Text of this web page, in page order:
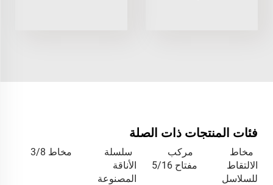
فئات المنتجات ذات الصلة
مخاط
الالتقاط
للسلاسل
مركب
مفتاح 5/16
سلسلة
الأناقة
المصنوعة
مخاط 3/8